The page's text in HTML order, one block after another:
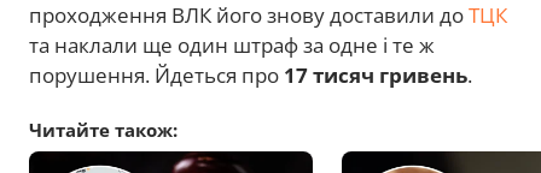
проходження ВЛК його знову доставили доТЦК
та наклали ще один штраф за одне і те ж
порушення. Йдеться про 17 тисяч гривень.
Читайте також: